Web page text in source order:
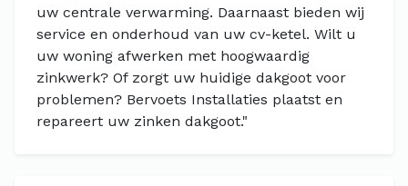
uw centrale verwarming. Daarnaast bieden wij
service en onderhoud van uw cv-ketel. Wilt u
uw woning afwerken met hoogwaardig
zinkwerk? Of zorgt uw huidige dakgoot voor
problemen? Bervoets Installaties plaatst en
repareert uw zinken dakgoot."